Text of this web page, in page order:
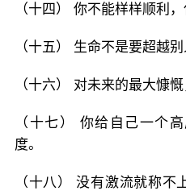
（十四） 你不能样样顺利
（十五） 生命不是要超越
（十六） 对未来的最大慷
（十七） 你给自己一个
度。
（十八） 没有激流就称